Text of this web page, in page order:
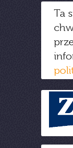
Ta